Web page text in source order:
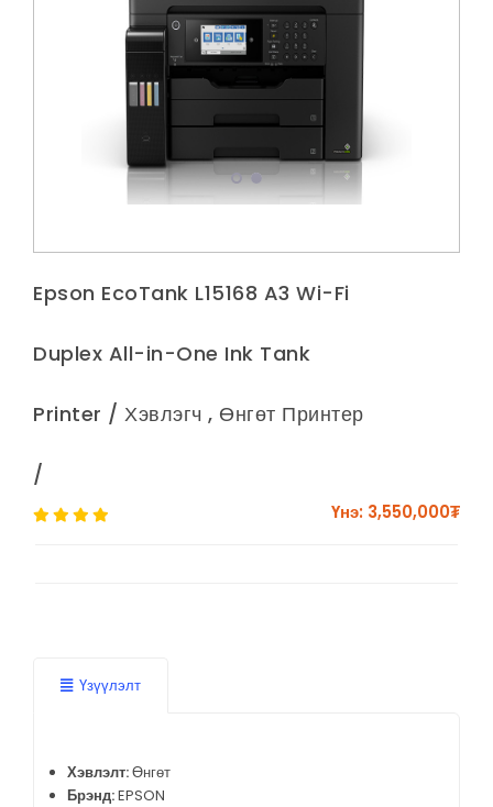
Epson EcoTank L15168 A3 Wi-Fi
Duplex All-in-One Ink Tank
Printer / Хэвлэгч , Өнгөт Принтер
/
Үнэ: 3,550,000₮
Үзүүлэлт
Хэвлэлт:Өнгөт
Брэнд:EPSON